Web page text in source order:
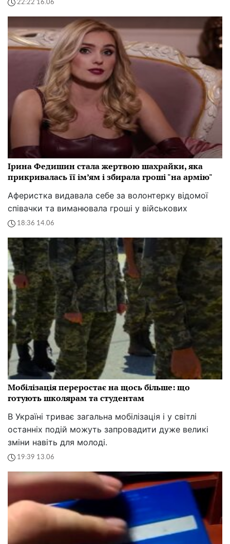
22:22 16.06
Ірина Федишин стала жертвою шахрайки, яка
прикривалась її ім’ям і збирала гроші "на армію"
Аферистка видавала себе за волонтерку відомої
співачки та виманювала гроші у військових
18:36 14.06
Мобілізація переростає на щось більше: що
готують школярам та студентам
В Україні триває загальна мобілізація і у світлі
останніх подій можуть запровадити дуже великі
зміни навіть для молоді.
19:39 13.06